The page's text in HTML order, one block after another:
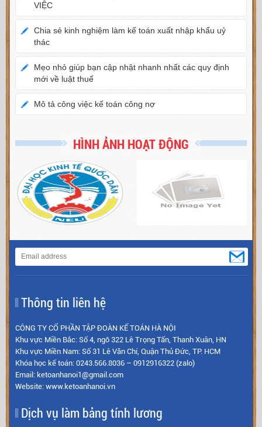
VIỆC
Chia sẻ kinh nghiệm làm kế toán xuất nhập khẩu uỷ
thác
Mẹo nhỏ giúp bạn cập nhật nhanh nhất các quy định
mới về luật thuế
Mô tả công việc kế toán công nợ
HÌNH ẢNH HOẠT ĐỘNG
Thông tin liên hệ
CÔNG TY CỔ PHẦN TẬP ĐOÀN KẾ TOÁN HÀ NỘI
Khu vực Miền Bắc: Số 4, ngõ 322 Lê Trọng Tấn, Thanh Xuân, HN
Khu vực Miền Nam: Số 31 Lê Văn Chí, Quận Thủ Đức, TP. HCM
Khóa học kế toán: 0243.566.8036 – 0912916322 (zalo)
Email: ketoanhanoi1@gmail.com
Website: www.ketoanhanoi.vn
Dịch vụ làm bảng tính lương